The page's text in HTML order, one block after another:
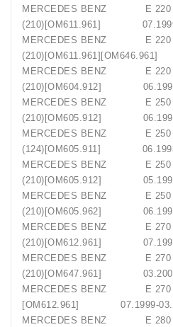
MERCEDES BENZ
(210)[OM611.961]
MERCEDES BENZ
MERCEDES BENZ E
(210)[OM604.912]
MERCEDES BENZ E
(210)[OM605.912]
MERCEDES BENZ
(124)[OM605.911]
MERCEDES BENZ
(210)[OM605.912]
MERCEDES BENZ
(210)[OM605.962]
MERCEDES BENZ
(210)[OM612.961]
MERCEDES BENZ
(210)[OM647.961]
MERCEDES BENZ E
[OM612.961]
MERCEDES BENZ